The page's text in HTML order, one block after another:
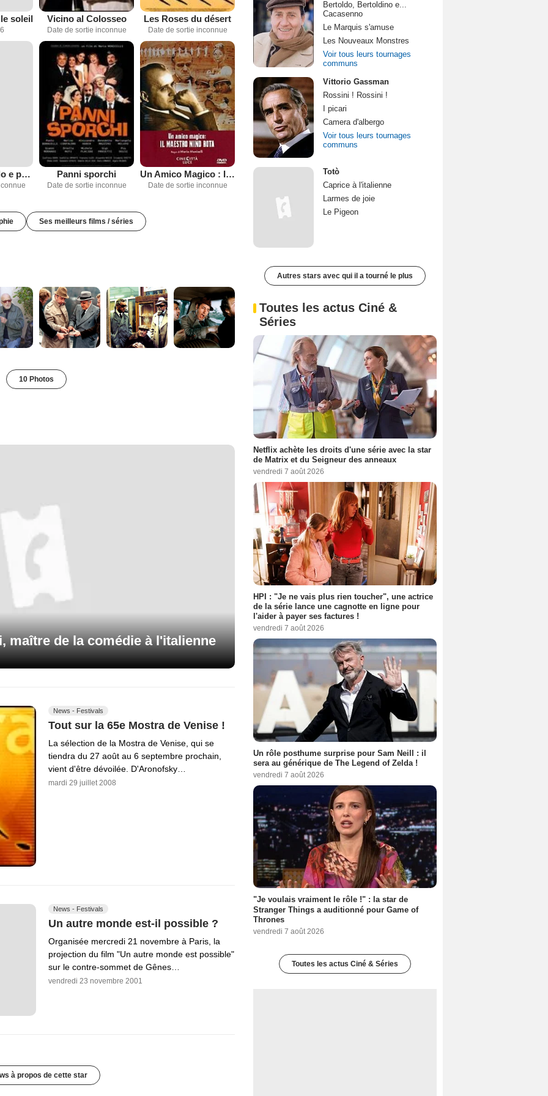
soleil Vicino al Colosseo
Date de sortie inconnue
Les Roses du désert
Date de sortie inconnue
Un Altro mondo e possibile Panni sporchi
Date de sortie inconnue
Un Amico Magico : Il Maestro Nino Rota
Date de sortie inconnue
Ses meilleurs films / séries
10 Photos
maître de la comédie à l'italienne
News - Festivals
Tout sur la 65e Mostra de Venise !
La sélection de la Mostra de Venise, qui se
tiendra du 27 août au 6 septembre prochain,
vient d'être dévoilée. D'Aronofsky…
mardi 29 juillet 2008
News - Festivals
Un autre monde est-il possible ?
Organisée mercredi 21 novembre à Paris, la
projection du film "Un autre monde est possible"
sur le contre-sommet de Gênes…
vendredi 23 novembre 2001
à propos de cette star
Bertoldo, Bertoldino e...
Cacasenno
Le Marquis s'amuse
Les Nouveaux Monstres
Voir tous leurs tournages
communs
Vittorio Gassman
Rossini ! Rossini !
I picari
Camera d'albergo
Voir tous leurs tournages
communs
Totò
Caprice à l'italienne
Larmes de joie
Le Pigeon
Autres stars avec qui il a tourné le plus
Toutes les actus Ciné &
Séries
Netflix achète les droits d'une série avec la star
de Matrix et du Seigneur des anneaux
vendredi 7 août 2026
HPI : "Je ne vais plus rien toucher", une actrice
de la série lance une cagnotte en ligne pour
l'aider à payer ses factures !
vendredi 7 août 2026
Un rôle posthume surprise pour Sam Neill : il
sera au générique de The Legend of Zelda !
vendredi 7 août 2026
"Je voulais vraiment le rôle !" : la star de
Stranger Things a auditionné pour Game of
Thrones
vendredi 7 août 2026
Toutes les actus Ciné & Séries